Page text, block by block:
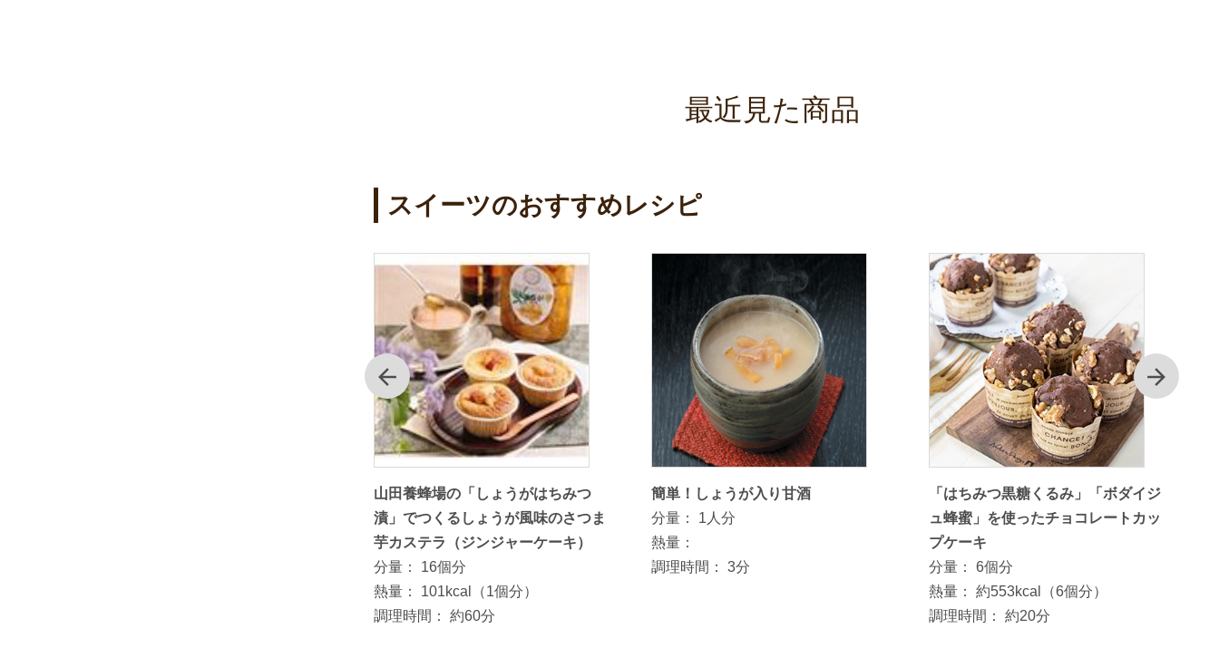
最近見た商品
スイーツのおすすめレシピ
前
山田養蜂場の「しょうがはちみつ
漬」でつくるしょうが風味のさつま
芋カステラ（ジンジャーケーキ）
分量：
16個分
熱量：
101kcal（1個分）
調理時間：
約60分
簡単！しょうが入り甘酒
分量：
1人分
熱量：
調理時間：
3分
「はちみつ黒糖くるみ」「ボダイジ
ュ蜂蜜」を使ったチョコレートカッ
プケーキ
分量：
6個分
熱量：
約553kcal（6個分）
調理時間：
約20分
次